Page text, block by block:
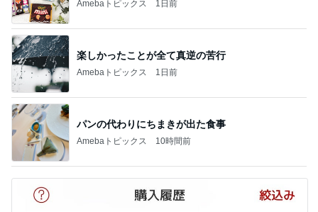
Amebaトピックス 1日前
楽しかったことが全て真逆の苦行
Amebaトピックス 1日前
パンの代わりにちまきが出た食事
Amebaトピックス 10時間前